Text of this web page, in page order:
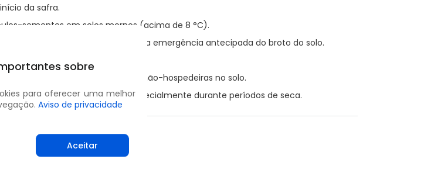
da safra.
sementes em solos mornos (acima de 8 °C).
de sulcos mais rasos para permitir a emergência antecipada do broto do solo.
de culturas.
os restos vegetais e plantas não-hospedeiras no solo.
cultura de forma adequada, especialmente durante períodos de seca.
sobre
para oferecer uma melhor
Aviso de privacidade
Aceitar